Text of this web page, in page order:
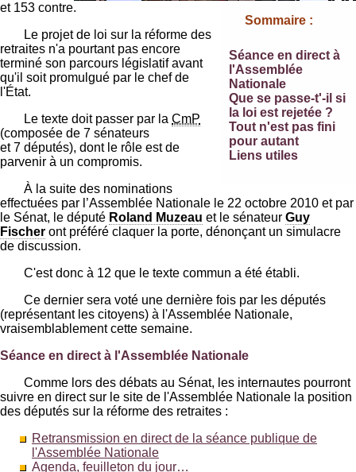
Sommaire :
Séance en direct à
l'Assemblée
Nationale
Que se passe-t'-il si
la loi est rejetée ?
Tout n'est pas fini
pour autant
Liens utiles
et 153 contre.
Le projet de loi sur la réforme des
retraites n'a pourtant pas encore
terminé son parcours législatif avant
qu'il soit promulgué par le chef de
l'État.
Le texte doit passer par la CmP
(composée de 7 sénateurs
et 7 députés), dont le rôle est de
parvenir à un compromis.
À la suite des nominations
effectuées par l’Assemblée Nationale le 22 octobre 2010 et par
le Sénat, le député Roland Muzeau et le sénateur Guy
Fischer ont préféré claquer la porte, dénonçant un simulacre
de discussion.
C'est donc à 12 que le texte commun a été établi.
Ce dernier sera voté une dernière fois par les députés
(représentant les citoyens) à l'Assemblée Nationale,
vraisemblablement cette semaine.
Séance en direct à l'Assemblée Nationale
Comme lors des débats au Sénat, les internautes pourront
suivre en direct sur le site de l'Assemblée Nationale la position
des députés sur la réforme des retraites :
Retransmission en direct de la séance publique de
l'Assemblée Nationale
Agenda, feuilleton du jour…